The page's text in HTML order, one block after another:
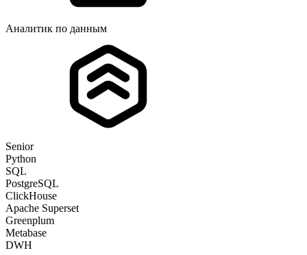
Аналитик по данным
Senior
Python
SQL
PostgreSQL
ClickHouse
Apache Superset
Greenplum
Metabase
DWH